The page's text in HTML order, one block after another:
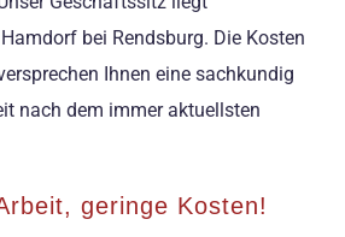
bei Rendsburg. Die Kosten
Ihnen eine sachkundig
nach dem immer aktuellsten
geringe Kosten!